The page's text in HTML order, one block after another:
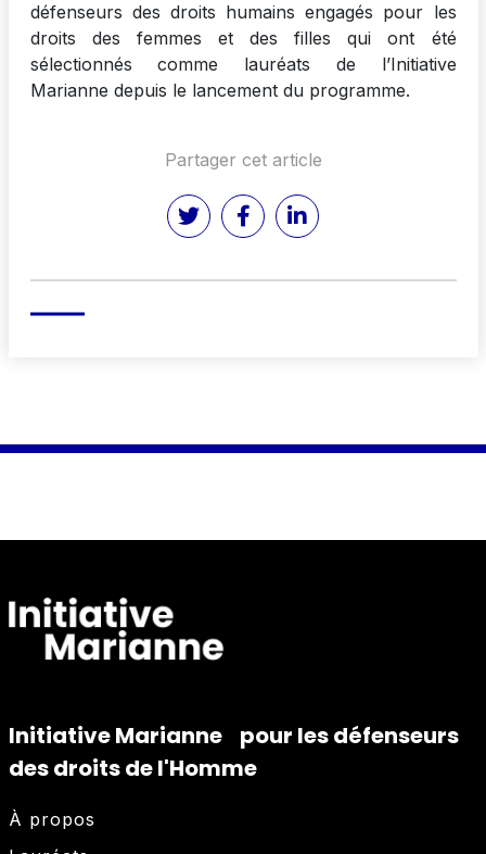
défenseurs des droits humains engagés pour les
droits des femmes et des filles qui ont été
sélectionnés comme lauréats de l’Initiative
Marianne depuis le lancement du programme.
Partager cet article
Initiative Marianne pour les défenseurs
des droits de l'Homme
À propos